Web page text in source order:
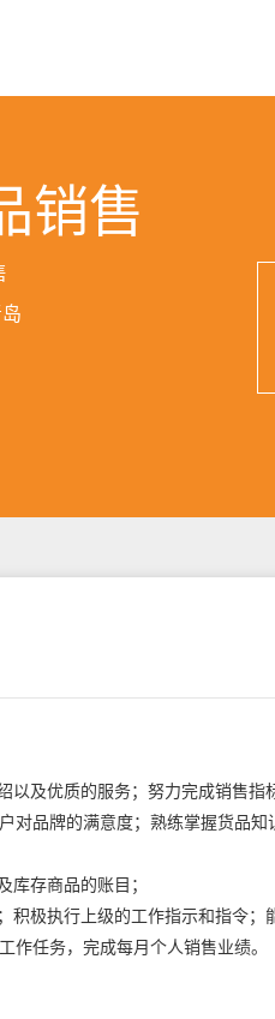
销售
以及优质的服务；努力完成销售指
对品牌的满意度；熟练掌握货品知
存商品的账目；
积极执行上级的工作指示和指令；
作任务，完成每月个人销售业绩。